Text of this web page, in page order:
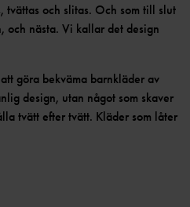
tvättas och slitas. Och som till slut
och nästa. Vi kallar det design
göra bekväma barnkläder av
design, utan något som skaver
tvätt efter tvätt. Kläder som låter